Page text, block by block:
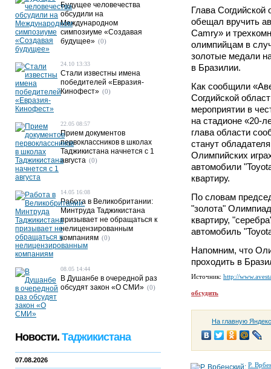
Глава
обещал вручить
Camry» и
олимпийцам в
золотые медали
в Бразилии.
Как сообщили
Согдийской
мероприятии в
на стадионе «20-
глава области
станут
Олимпийских
автомобили
квартиру.
По словам
"золота"
квартиру,
автомобиль
Напомним, что
проходить в
Источник: http://
обсудить
На главную
Р.
Будущее человечества
обсудили на
Международном
симпозиуме «Создавая
будущее» (0)
24.10 13:33
Стали известны имена
победителей «Евразия-
Кинофест» (0)
22.05 08:57
Прием документов
первоклассников в школах
Таджикистана начнется с 1
августа (0)
14.05 16:08
Работа в Великобритании:
Минтруда Таджикистана
призывает не обращаться к
нелицензированным
компаниям (0)
08.05 14:44
В Душанбе в очередной раз
обсудят закон «О СМИ» (0)
Новости. Таджикистана
07.08.2026